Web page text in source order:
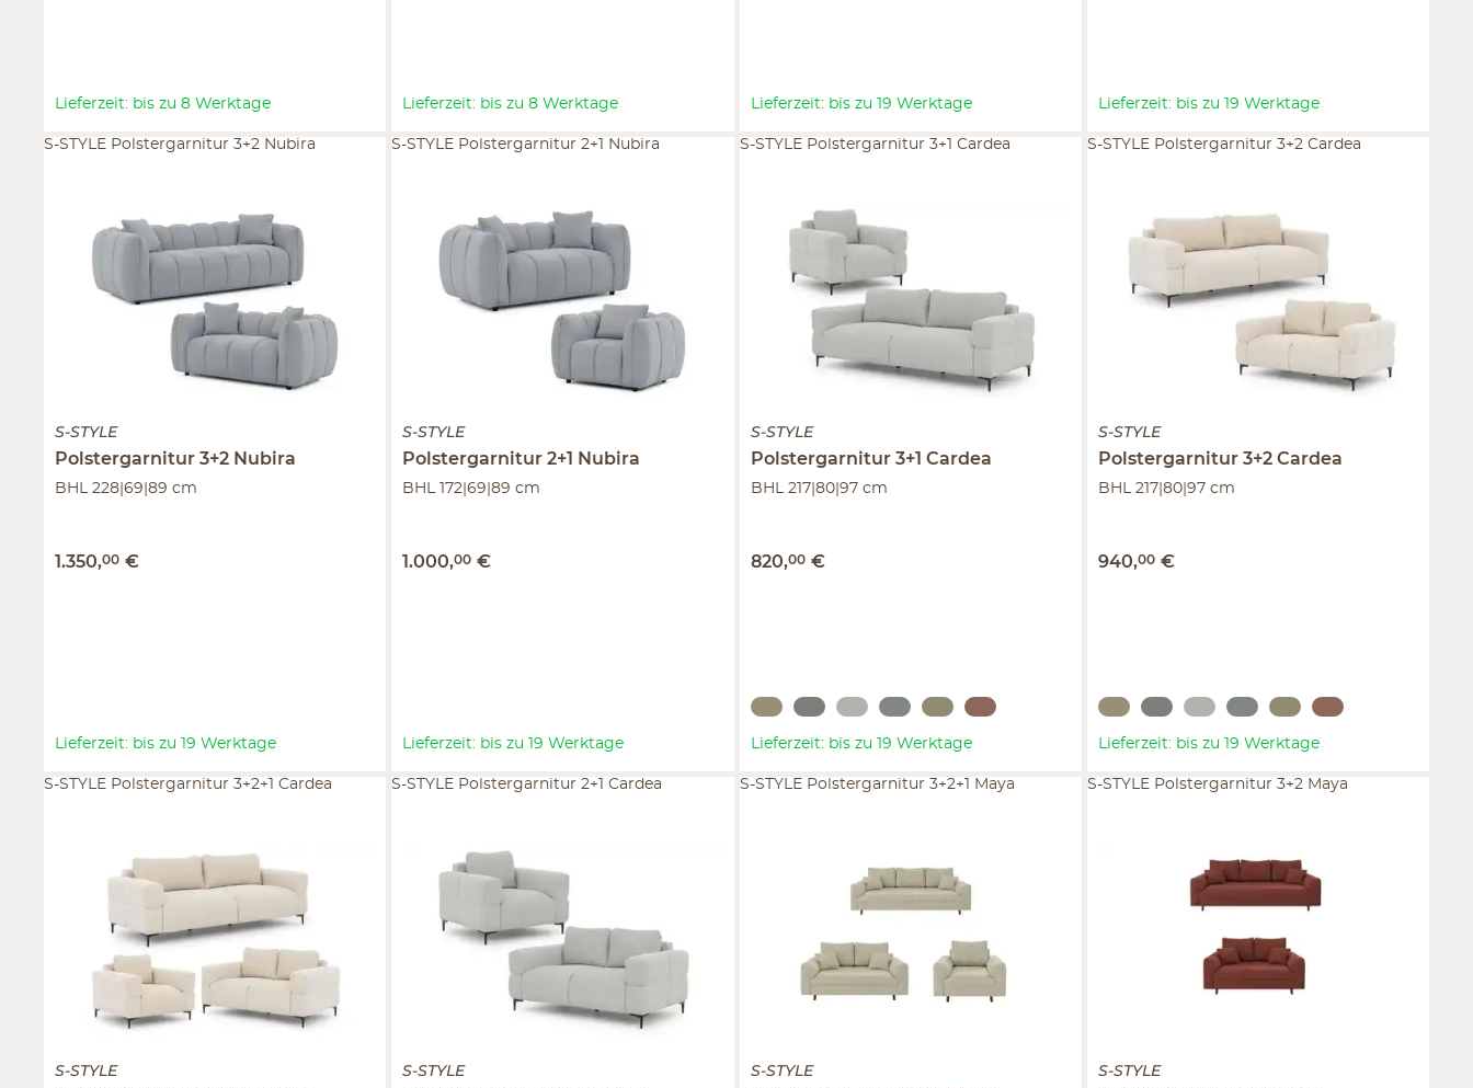
Lieferzeit: bis zu 8 Werktage Lieferzeit: bis zu 8 Werktage Lieferzeit: bis zu 19 Werktage Lieferzeit: bis zu 19 Werktage
S-STYLE
Polstergarnitur 3+2 Nubira
BHL 228|69|89 cm
1.350,00 €
S-STYLE Polstergarnitur 3+2 Nubira
Lieferzeit: bis zu 19 Werktage
S-STYLE
Polstergarnitur 2+1 Nubira
BHL 172|69|89 cm
1.000,00 €
S-STYLE Polstergarnitur 2+1 Nubira
Lieferzeit: bis zu 19 Werktage
S-STYLE
Polstergarnitur 3+1 Cardea
BHL 217|80|97 cm
820,00 €
S-STYLE Polstergarnitur 3+1 Cardea
Lieferzeit: bis zu 19 Werktage
S-STYLE
Polstergarnitur 3+2 Cardea
BHL 217|80|97 cm
940,00 €
S-STYLE Polstergarnitur 3+2 Cardea
Lieferzeit: bis zu 19 Werktage
S-STYLE
S-STYLE Polstergarnitur 3+2+1 Cardea
S-STYLE
S-STYLE Polstergarnitur 2+1 Cardea
S-STYLE
S-STYLE Polstergarnitur 3+2+1 Maya
S-STYLE
S-STYLE Polstergarnitur 3+2 Maya